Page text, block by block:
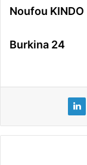
Noufou KINDO
Burkina 24